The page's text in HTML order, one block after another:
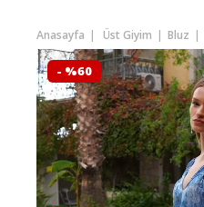
Anasayfa Üst Giyim Bluz
- %60